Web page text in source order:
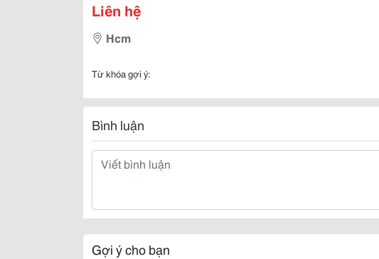
Liên hệ
Hcm
Từ khóa gợi ý:
Bình luận
Gợi ý cho bạn